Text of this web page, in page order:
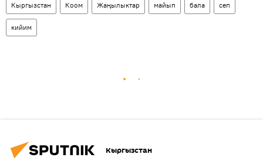
Кыргызстан Коом Жаңылыктар майып бала сеп
кийим
Кыргызстан